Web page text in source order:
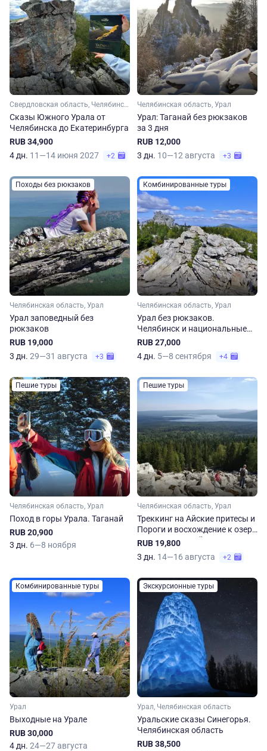
Свердловская область, Челябинская область, Урал
Сказы Южного Урала от
Челябинска до Екатеринбурга
RUB 34,900
4 дн. 11—14 июня 2027 +2
Челябинская область, Урал
Урал: Таганай без рюкзаков
за 3 дня
RUB 12,000
3 дн. 10—12 августа +3
Походы без рюкзаков
Челябинская область, Урал
Урал заповедный без
рюкзаков
RUB 19,000
3 дн. 29—31 августа +3
Комбинированные туры
Челябинская область, Урал
Урал без рюкзаков.
Челябинск и национальные
парки
RUB 27,000
4 дн. 5—8 сентября +4
Пешие туры
Челябинская область, Урал
Поход в горы Урала. Таганай
RUB 20,900
3 дн. 6—8 ноября
Пешие туры
Челябинская область, Урал
Треккинг на Айские притесы и
Пороги и восхождение к озеру
Зюраткуль: двойное
RUB 19,800
3 дн. 14—16 августа +2
Комбинированные туры
Урал
Выходные на Урале
RUB 30,000
4 дн. 24—27 августа
Экскурсионные туры
Урал, Челябинская область
Уральские сказы Синегорья.
Челябинская область
RUB 38,500